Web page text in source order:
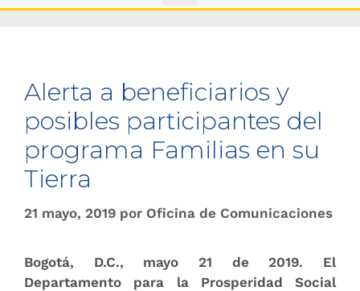
​Alerta a beneficiarios y
posibles participantes del
programa Familias en su
Tierra
21 mayo, 2019 por Oficina de Comunicaciones
Bogotá, D.C., mayo 21 de 2019. El
Departamento para la Prosperidad Social